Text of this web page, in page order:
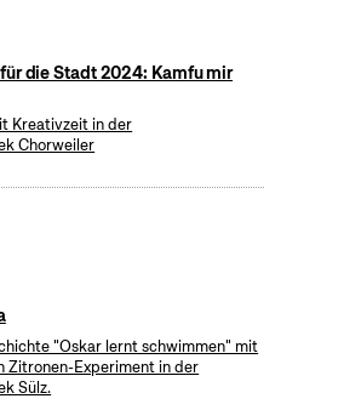
die Stadt 2024: Kamfu mir
Kreativzeit in der
Chorweiler
"Oskar lernt schwimmen" mit
Zitronen-Experiment in der
Sülz.